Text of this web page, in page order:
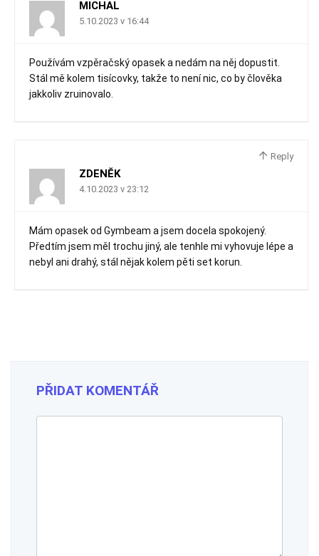
MICHAL
5.10.2023 v 16:44
Používám vzpěračský opasek a nedám na něj dopustit.
Stál mě kolem tisícovky, takže to není nic, co by člověka
jakkoliv zruinovalo.
Reply
ZDENĚK
4.10.2023 v 23:12
Mám opasek od Gymbeam a jsem docela spokojený.
Předtím jsem měl trochu jiný, ale tenhle mi vyhovuje lépe a
nebyl ani drahý, stál nějak kolem pěti set korun.
PŘIDAT KOMENTÁŘ